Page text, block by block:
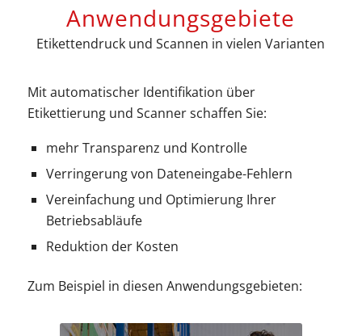
Anwendungsgebiete
Etikettendruck und Scannen in vielen Varianten
Mit automatischer Identifikation über
Etikettierung und Scanner schaffen Sie:
mehr Transparenz und Kontrolle
Verringerung von Dateneingabe-Fehlern
Vereinfachung und Optimierung Ihrer
Betriebsabläufe
Reduktion der Kosten
Zum Beispiel in diesen Anwendungsgebieten: